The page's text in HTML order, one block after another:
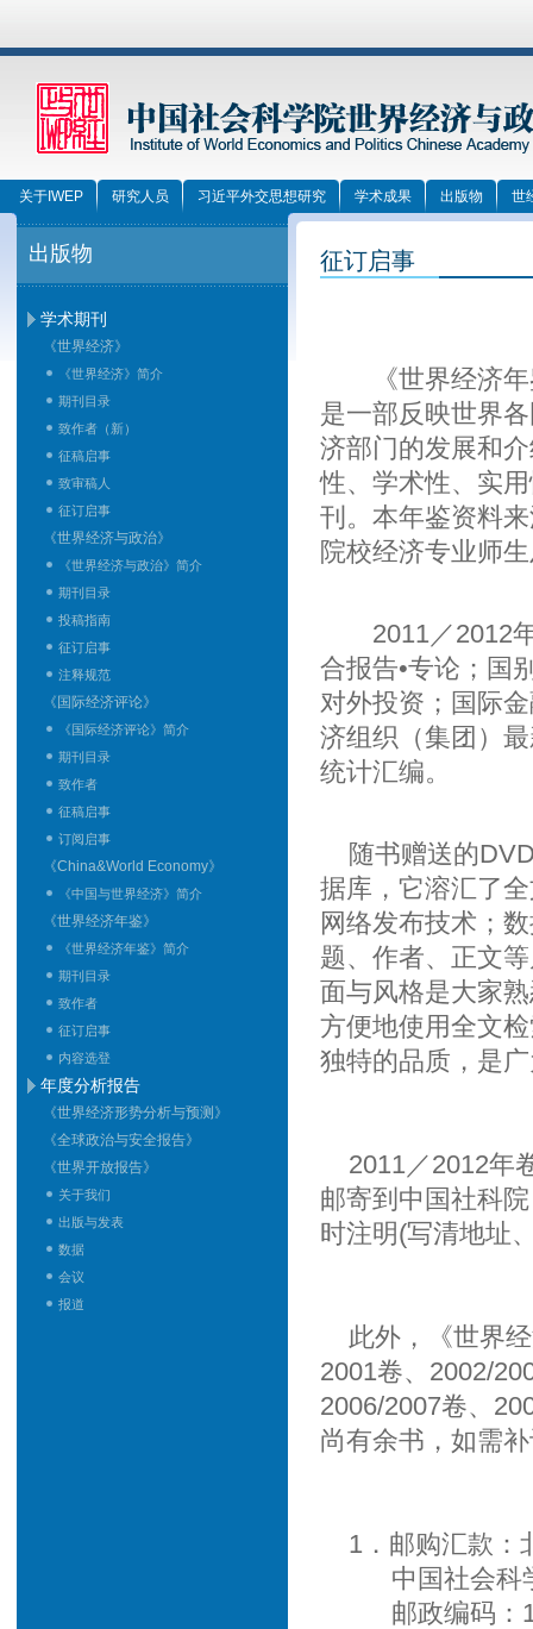
关于IWEP 研究人员 习近平外交思想研究 学术成果 出版物 世
出版物
学术期刊
《世界经济》
《世界经济》简介
期刊目录
致作者（新）
征稿启事
致审稿人
征订启事
《世界经济与政治》
《世界经济与政治》简介
期刊目录
投稿指南
征订启事
注释规范
《国际经济评论》
《国际经济评论》简介
期刊目录
致作者
征稿启事
订阅启事
《China&World Economy》
《中国与世界经济》简介
《世界经济年鉴》
《世界经济年鉴》简介
期刊目录
致作者
征订启事
内容选登
年度分析报告
《世界经济形势分析与预测》
《全球政治与安全报告》
《世界开放报告》
关于我们
出版与发表
数据
会议
报道
征订启事
《世界经济年
是一部反映世界
济部门的发展和
性、学术性、实
刊。本年鉴资料
院校经济专业师
2011／2012年
合报告•专论；国
对外投资；国际
济组织（集团）
统计汇编。
随书赠送的DVD
据库，它溶汇了
网络发布技术；
题、作者、正文
面与风格是大家
方便地使用全文
独特的品质，是
2011／2012年
邮寄到中国社科
时注明(写清地址
此外，《世界经
2001卷、2002/
2006/2007卷、
尚有余书，如需
1．邮购汇款：
中国社会科学
邮政编码：